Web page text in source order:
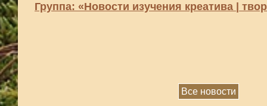
Группа: «Новости изучения креатива |
Все новости